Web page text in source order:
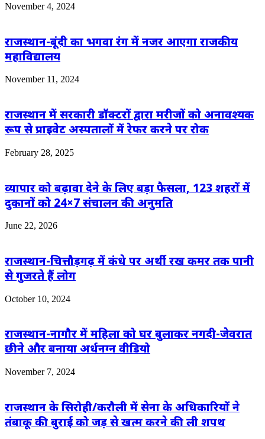
November 4, 2024
राजस्थान-बूंदी का भगवा रंग में नजर आएगा राजकीय
महाविद्यालय
November 11, 2024
राजस्थान में सरकारी डॉक्टरों द्वारा मरीजों को अनावश्यक
रूप से प्राइवेट अस्पतालों में रेफर करने पर रोक
February 28, 2025
व्यापार को बढ़ावा देने के लिए बड़ा फैसला, 123 शहरों में
दुकानों को 24×7 संचालन की अनुमति
June 22, 2026
राजस्थान-चित्तौड़गढ़ में कंधे पर अर्थी रख कमर तक पानी
से गुजरते हैं लोग
October 10, 2024
राजस्थान-नागौर में महिला को घर बुलाकर नगदी-जेवरात
छीने और बनाया अर्धनग्न वीडियो
November 7, 2024
राजस्थान के सिरोही/करौली में सेना के अधिकारियों ने
तंबाकू की बुराई को जड़ से खत्म करने की ली शपथ